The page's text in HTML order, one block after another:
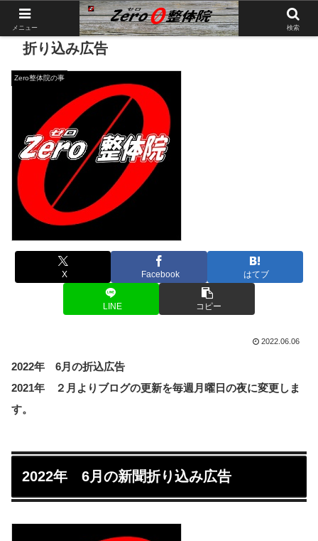
折り込み広告
Zero整体院の事
X Facebook はてブ
LINE コピー
2022.06.06
2022年 6月の折込広告
2021年 ２月よりブログの更新を毎週月曜日の夜に変更しま
す。
2022年 6月の新聞折り込み広告
メニュー 検索